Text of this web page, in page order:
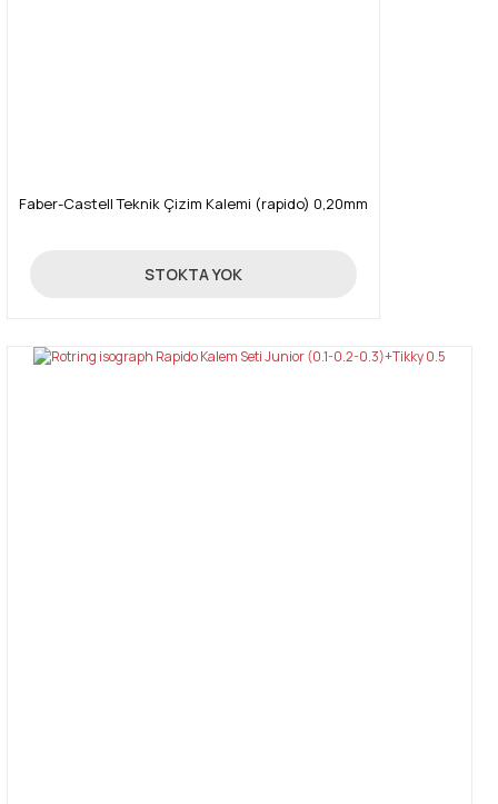
Faber-Castell Teknik Çizim Kalemi (rapido) 0,20mm
405,00 TL
STOKTA YOK